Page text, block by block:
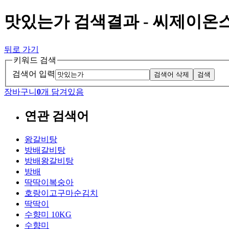
맛있는가 검색결과 - 씨제이온
뒤로 가기
키워드 검색
검색어 입력
검색어 삭제 검색
장바구니 0개 담겨있음
연관 검색어
왕갈비탕
방배갈비탕
방배왕갈비탕
방배
딱딱이복숭아
호랑이고구마순김치
딱딱이
수향미 10KG
수향미